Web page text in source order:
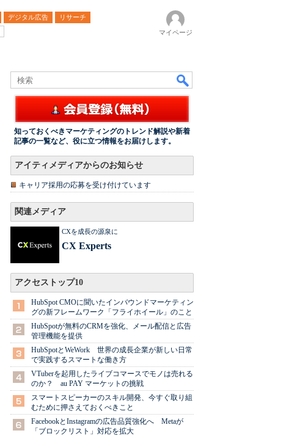
デジタル広告
リサーチ
マイページ
知っておくべきマーケティングのトレンド解説や新着
記事の一覧など、役に立つ情報をお届けします。
アイティメディアからのお知らせ
キャリア採用の応募を受け付けています
関連メディア
CXを成長の源泉に
CX Experts
アクセストップ10
HubSpot CMOに聞いたインバウンドマーケティン
グの新フレームワーク「フライホイール」のこと
HubSpotが無料のCRMを強化、メール配信と広告
管理機能を提供
HubSpotとWeWork 世界の成長企業が新しい日常
で実践するスマートな働き方
VTuberを起用したライブコマースでモノは売れる
のか？ au PAY マーケットの挑戦
スマートスピーカーのスキル開発、今すぐ取り組
むために押さえておくべきこと
FacebookとInstagramの広告品質強化へ Metaが
「ブロックリスト」対応を拡大